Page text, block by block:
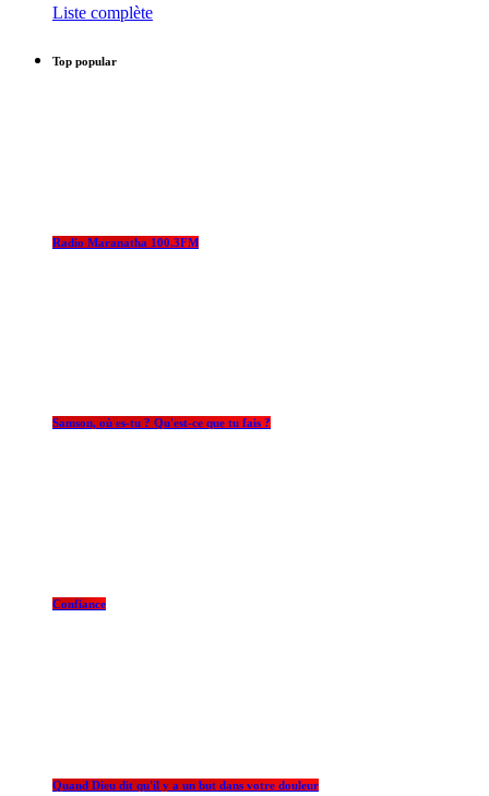
Liste complète
Top popular
Radio Maranatha 100.3FM
Samson, où es-tu ? Qu'est-ce que tu fais ?
Confiance
Quand Dieu dit qu'il y a un but dans votre douleur